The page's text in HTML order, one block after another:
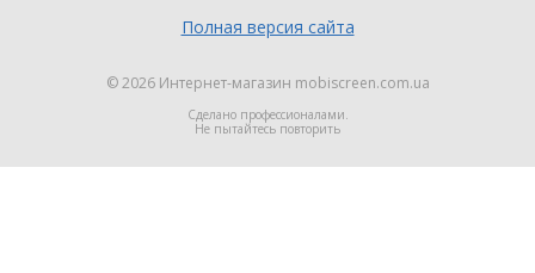
Полная версия сайта
© 2026 Интернет-магазин mobiscreen.com.ua
Сделано профессионалами.
Не пытайтесь повторить